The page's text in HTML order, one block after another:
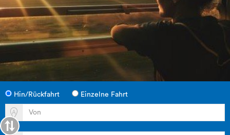
Hin/Rückfahrt Einzelne Fahrt